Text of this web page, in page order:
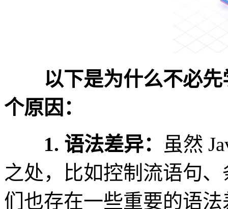
以下是为什么不必
个原因：
1. 语法差异：
虽然
之处，比如控制流语句
们也存在一些重要的语